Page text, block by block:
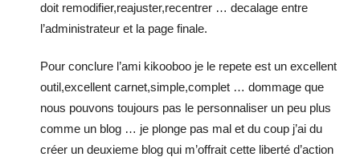
doit remodifier,reajuster,recentrer … decalage entre
l’administrateur et la page finale.
Pour conclure l’ami kikooboo je le repete est un excellent
outil,excellent carnet,simple,complet … dommage que
nous pouvons toujours pas le personnaliser un peu plus
comme un blog … je plonge pas mal et du coup j’ai du
créer un deuxieme blog qui m’offrait cette liberté d’action